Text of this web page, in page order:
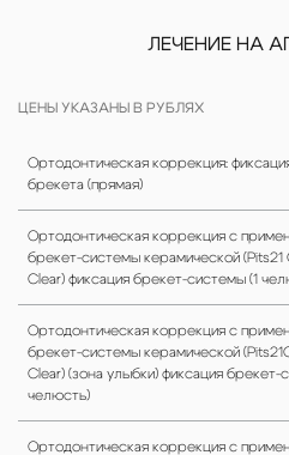
ЛЕЧЕНИЕ НА
ЦЕНЫ УКАЗАНЫ В РУБЛЯХ
Ортодонтическая коррекция:
брекета (прямая)
Ортодонтическая коррекция с
брекет-системы керамической (Pits21
Clear) фиксация брекет-системы (1
Ортодонтическая коррекция с
брекет-системы керамической
Clear) (зона улыбки) фиксация брекет-
челюсть)
Ортодонтическая коррекция с